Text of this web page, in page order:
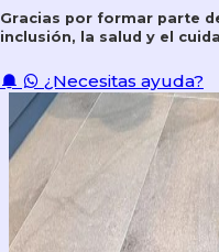
Gracias por formar parte
inclusión, la salud y el
¿Necesitas ayuda?